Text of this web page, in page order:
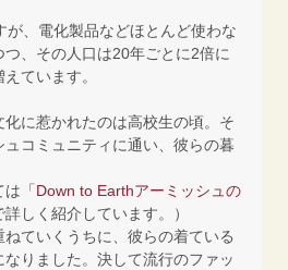
が、電化製品などほとんど使わな
、その人口は20年ごとに2倍に
ています。
に惹かれたのは高校生の頃。そ
コミュニティに通い、彼らの暮
は 「Down to Earthアーミッシュの
しく紹介しています。）
ていくうちに、彼らの着ている
りました。決して流行のファッ